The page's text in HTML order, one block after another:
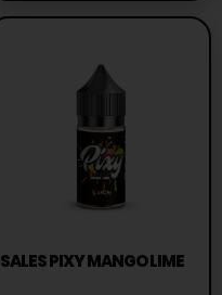
SALES PIXY MANGO LIME